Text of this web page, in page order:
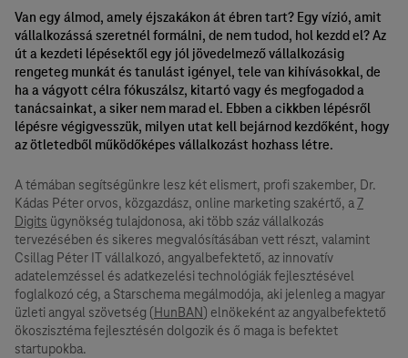
Van egy álmod, amely éjszakákon át ébren tart? Egy vízió, amit
vállalkozássá szeretnél formálni, de nem tudod, hol kezdd el? Az
út a kezdeti lépésektől egy jól jövedelmező vállalkozásig
rengeteg munkát és tanulást igényel, tele van kihívásokkal, de
ha a vágyott célra fókuszálsz, kitartó vagy és megfogadod a
tanácsainkat, a siker nem marad el. Ebben a cikkben lépésről
lépésre végigvesszük, milyen utat kell bejárnod kezdőként, hogy
az ötletedből működőképes vállalkozást hozhass létre.
A témában segítségünkre lesz két elismert, profi szakember, Dr.
Kádas Péter orvos, közgazdász, online marketing szakértő, a7
Digits ügynökség tulajdonosa, aki több száz vállalkozás
tervezésében és sikeres megvalósításában vett részt, valamint
Csillag Péter IT vállalkozó, angyalbefektető, az innovatív
adatelemzéssel és adatkezelési technológiák fejlesztésével
foglalkozó cég, a Starschema megálmodója, aki jelenleg a magyar
üzleti angyal szövetség (HunBAN) elnökeként az angyalbefektető
ökoszisztéma fejlesztésén dolgozik és ő maga is befektet
startupokba.